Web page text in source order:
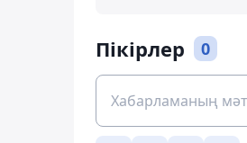
Пікірлер 0